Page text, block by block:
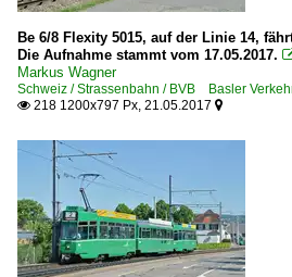
Be 6/8 Flexity 5015, auf der Linie 14,
Die Aufnahme stammt vom 17.05.2017.
Markus Wagner
Schweiz / Strassenbahn / BVB Basler
 218 1200x797 Px, 21.05.2017 